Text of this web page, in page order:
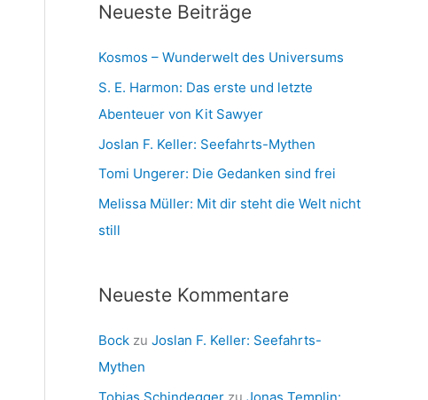
e
n
h
v
Neueste Beiträge
Kosmos – Wunderwelt des Universums
S. E. Harmon: Das erste und letzte
Abenteuer von Kit Sawyer
Joslan F. Keller: Seefahrts-Mythen
Tomi Ungerer: Die Gedanken sind frei
Melissa Müller: Mit dir steht die Welt nicht
still
Neueste Kommentare
Bock zu Joslan F. Keller: Seefahrts-
Mythen